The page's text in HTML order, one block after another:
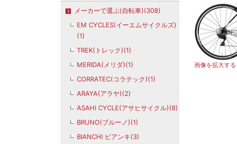
メーカーで選ぶ(自転車)(308)
EM CYCLES(イーエムサイクルズ)
(1)
TREK(トレック)(1)
MERIDA(メリダ)(1)
CORRATEC(コラテック)(1)
ARAYA(アラヤ)(2)
ASAHI CYCLE(アサヒサイクル)(8)
BRUNO(ブルーノ)(1)
BIANCHI ビアンキ(3)
画像を拡大する